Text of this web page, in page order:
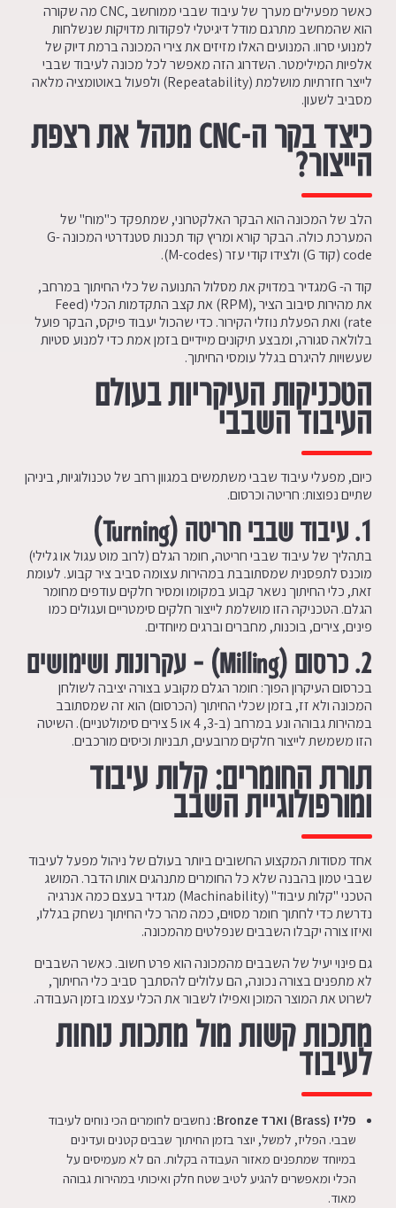
כאשר מפעילים מערך של עיבוד שבבי ממוחשב ,CNC מה שקורה
הוא שהמחשב מתרגם מודל דיגיטלי לפקודות מדויקות שנשלחות
למנועי סרוו. המנועים האלו מזיזים את צירי המכונה ברמת דיוק של
אלפיות המילימטר. השדרוג הזה מאפשר לכל מכונה לעיבוד שבבי
לייצר חזרתיות מושלמת (Repeatability) ולפעול באוטומציה מלאה
מסביב לשעון.
כיצד בקר ה-CNC מנהל את רצפת
הייצור?
הלב של המכונה הוא הבקר האלקטרוני, שמתפקד כ"מוח" של
המערכת כולה. הבקר קורא ומריץ קוד תכנות סטנדרטי המכונה G-
code (קוד G) ולצידו קודי עזר (M-codes).
קוד ה- Gמגדיר במדויק את מסלול התנועה של כלי החיתוך במרחב,
את מהירות סיבוב הציר ,(RPM) את קצב התקדמות הכלי (Feed
rate) ואת הפעלת נוזלי הקירור. כדי שהכול יעבוד פיקס, הבקר פועל
בלולאה סגורה, ומבצע תיקונים מיידיים בזמן אמת כדי למנוע סטיות
שעשויות להיגרם בגלל עומסי החיתוך.
הטכניקות העיקריות בעולם
העיבוד השבבי
כיום, מפעלי עיבוד שבבי משתמשים במגוון רחב של טכנולוגיות, ביניהן
שתיים נפוצות: חריטה וכרסום.
1. עיבוד שבבי חריטה ( Turning
)
בתהליך של עיבוד שבבי חריטה, חומר הגלם (לרוב מוט עגול או גלילי)
מוכנס לתפסנית שמסתובבת במהירות עצומה סביב ציר קבוע. לעומת
זאת, כלי החיתוך נשאר קבוע במקומו ומסיר חלקים עודפים מחומר
הגלם. הטכניקה הזו מושלמת לייצור חלקים סימטריים ועגולים כמו
פינים, צירים, בוכנות, מחברים וברגים מיוחדים.
2. כרסום ( Milling) – עקרונות ושימושים
בכרסום העיקרון הפוך: חומר הגלם מקובע בצורה יציבה לשולחן
המכונה ולא זז, בזמן שכלי החיתוך (הכרסום) הוא זה שמסתובב
במהירות גבוהה ונע במרחב (ב-3, 4 או 5 צירים סימולטניים). השיטה
הזו משמשת לייצור חלקים מרובעים, תבניות וכיסים מורכבים.
תורת החומרים: קלות עיבוד
ומורפולוגיית השבב
אחד מסודות המקצוע החשובים ביותר בעולם של ניהול מפעל לעיבוד
שבבי טמון בהבנה שלא כל החומרים מתנהגים אותו הדבר. המושג
הטכני "קלות עיבוד" (Machinability) מגדיר בעצם כמה אנרגיה
נדרשת כדי לחתוך חומר מסוים, כמה מהר כלי החיתוך נשחק בגללו,
ואיזו צורה יקבלו השבבים שנפלטים מהמכונה.
גם פינוי יעיל של השבבים מהמכונה הוא פרט חשוב. כאשר השבבים
לא מתפנים בצורה נכונה, הם עלולים להסתבך סביב כלי החיתוך,
לשרוט את המוצר המוכן ואפילו לשבור את הכלי עצמו בזמן העבודה.
מתכות קשות מול מתכות נוחות
לעיבוד
פליז (Brass) וארד Bronze: נחשבים לחומרים הכי נוחים לעיבוד
שבבי. הפליז, למשל, יוצר בזמן החיתוך שבבים קטנים ועדינים
במיוחד שמתפנים מאזור העבודה בקלות. הם לא מעמיסים על
הכלי ומאפשרים להגיע לטיב שטח חלק ואיכותי במהירות גבוהה
מאוד.